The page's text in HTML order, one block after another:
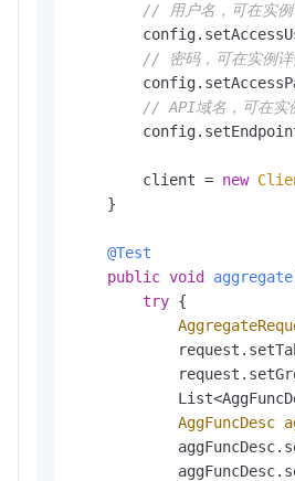
// 用户名，可在实例
// 密码，可在实例
// API域名，可在实
        client =
new
    }
@Test
public void aggregate
try {
AggFuncDesc